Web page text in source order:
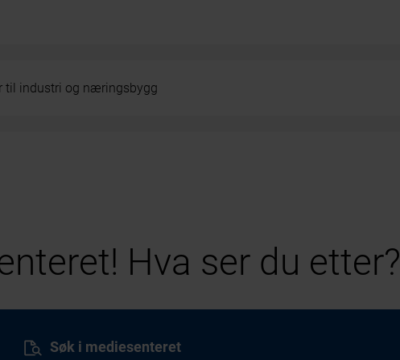
til industri og næringsbygg
Hva ser du etter?
Søk i mediesenteret